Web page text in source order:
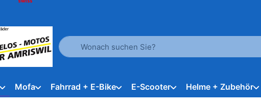
Geben Sie einen Suchbegriff ein. Während Sie tippen,
Mofa Fahrrad + E-Bike E-Scooter Helme + Zubehör